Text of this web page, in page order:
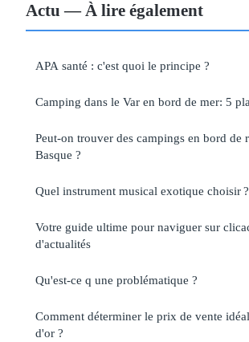
Actu — À lire également
APA santé : c'est quoi le principe ?
Camping dans le Var en bord de mer: 5
Peut-on trouver des campings en bord de
Basque ?
Quel instrument musical exotique choisir ?
Votre guide ultime pour naviguer sur
d'actualités
Qu'est-ce q une problématique ?
Comment déterminer le prix de vente
d'or ?